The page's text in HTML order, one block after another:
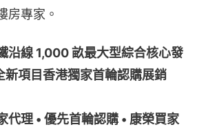
房專家。
沿線 1,000 畝最大型綜合核心發
項目香港獨家首輪認購展銷
代理 • 優先首輪認購 • 康榮買家